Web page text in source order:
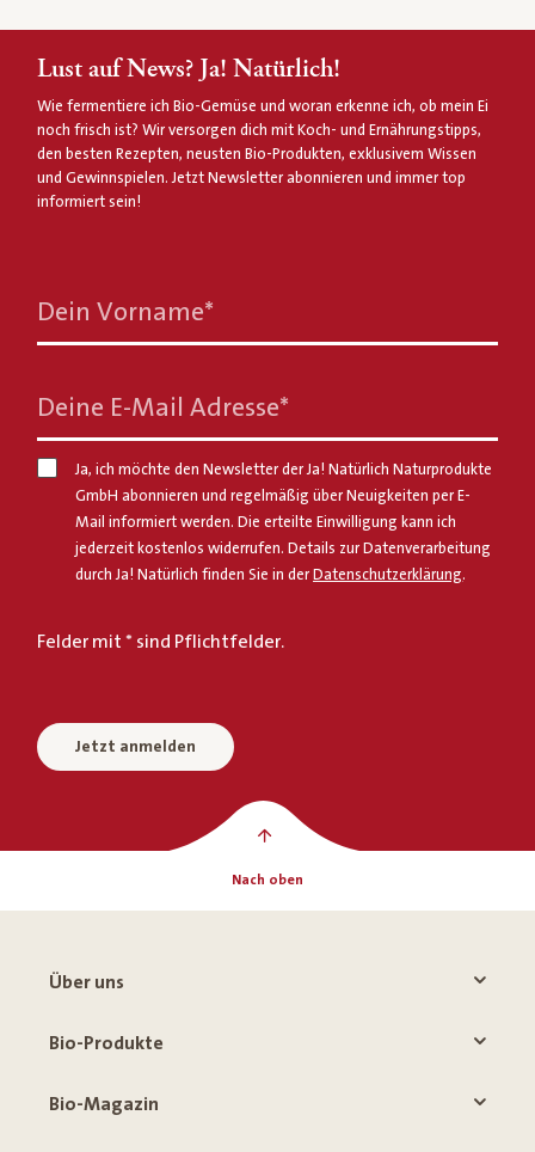
Lust auf News? Ja! Natürlich!
Wie fermentiere ich Bio-Gemüse und woran erkenne ich, ob mein Ei
noch frisch ist? Wir versorgen dich mit Koch- und Ernährungstipps,
den besten Rezepten, neusten Bio-Produkten, exklusivem Wissen
und Gewinnspielen. Jetzt Newsletter abonnieren und immer top
informiert sein!
Dein Vorname*
Deine E-Mail Adresse*
Ja, ich möchte den Newsletter der Ja! Natürlich Naturprodukte
GmbH abonnieren und regelmäßig über Neuigkeiten per E-
Mail informiert werden. Die erteilte Einwilligung kann ich
jederzeit kostenlos widerrufen. Details zur Datenverarbeitung
durch Ja! Natürlich finden Sie in derDatenschutzerklärung.
Felder mit * sind Pflichtfelder.
Jetzt anmelden
Nach oben
Über uns
Bio-Produkte
Bio-Magazin